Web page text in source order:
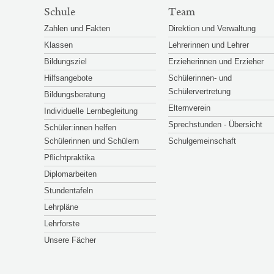
SITEMAP-
NAVIGATION
Schule
Zahlen und Fakten
Klassen
Bildungsziel
Hilfsangebote
Bildungsberatung
Individuelle Lernbegleitung
Schüler:innen helfen
Schülerinnen und Schülern
Pflichtpraktika
Diplomarbeiten
Stundentafeln
Lehrpläne
Lehrforste
Unsere Fächer
Team
Direktion und Verwaltung
Lehrerinnen und Lehrer
Erzieherinnen und Erzieher
Schülerinnen- und
Schülervertretung
Elternverein
Sprechstunden - Übersicht
Schulgemeinschaft